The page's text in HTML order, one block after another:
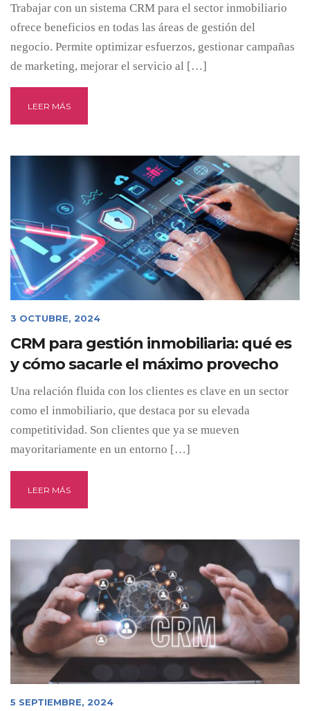
Trabajar con un sistema CRM para el sector inmobiliario
ofrece beneficios en todas las áreas de gestión del
negocio. Permite optimizar esfuerzos, gestionar campañas
de marketing, mejorar el servicio al […]
LEER MÁS
3 OCTUBRE, 2024
CRM para gestión inmobiliaria: qué es
y cómo sacarle el máximo provecho
Una relación fluida con los clientes es clave en un sector
como el inmobiliario, que destaca por su elevada
competitividad. Son clientes que ya se mueven
mayoritariamente en un entorno […]
LEER MÁS
5 SEPTIEMBRE, 2024